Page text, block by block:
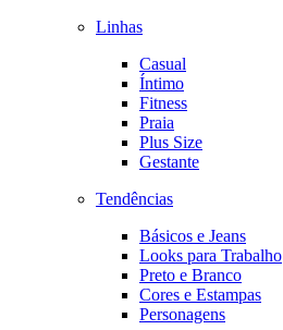
Linhas
Casual
Íntimo
Fitness
Praia
Plus Size
Gestante
Tendências
Básicos e Jeans
Looks para Trabalho
Preto e Branco
Cores e Estampas
Personagens